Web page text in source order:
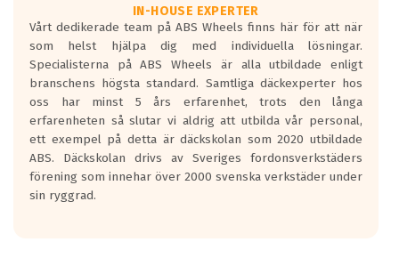
Våtgrepp egenskaper:
Betygsskalan är satt A till F. Där A påvisar
den kortaste bromssträckan och F är den
längsta.
Inga D eller G betyg delas ut för
personbilar och lätta lastbilar.
Betyget sätts efter ett test där däcken
skall bromsa in på en väg där det ligger
0.5-1.5 mm vatten.
I 80km/h kommer skillnaden på
IN-HOUSE EXPERTER
Vårt dedikerade team på ABS Wheels finns här för att när
som helst hjälpa dig med individuella lösningar.
Specialisterna på ABS Wheels är alla utbildade enligt
branschens högsta standard. Samtliga däckexperter hos
oss har minst 5 års erfarenhet, trots den långa
erfarenheten så slutar vi aldrig att utbilda vår personal,
ett exempel på detta är däckskolan som 2020 utbildade
ABS. Däckskolan drivs av Sveriges fordonsverkstäders
förening som innehar över 2000 svenska verkstäder under
sin ryggrad.